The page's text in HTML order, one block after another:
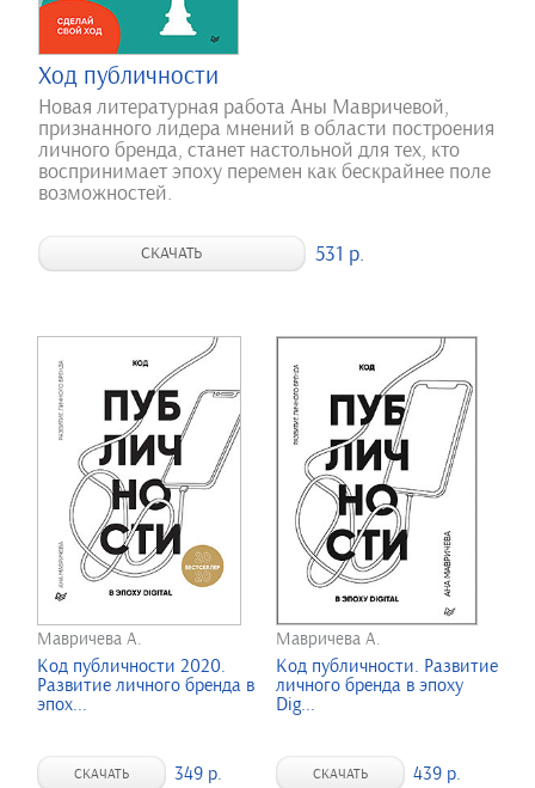
Ход публичности
Новая литературная работа Аны Мавричевой,
признанного лидера мнений в области построения
личного бренда, станет настольной для тех, кто
воспринимает эпоху перемен как бескрайнее поле
возможностей.
СКАЧАТЬ 531 р.
Мавричева А.
Код публичности 2020.
Развитие личного бренда в
эпох...
СКАЧАТЬ 349 р.
Мавричева А.
Код публичности. Развитие
личного бренда в эпоху
Dig...
СКАЧАТЬ 439 р.